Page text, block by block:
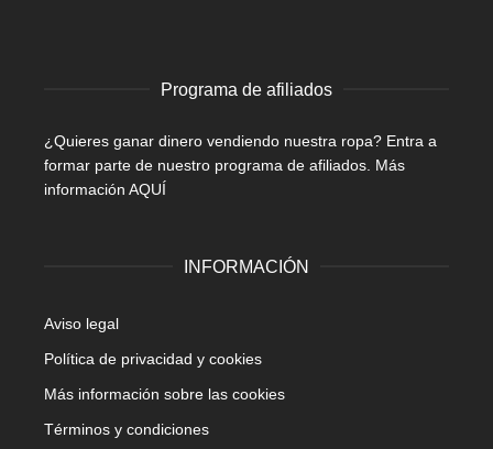
Programa de afiliados
¿Quieres ganar dinero vendiendo nuestra ropa? Entra a
formar parte de nuestro programa de afiliados. Más
información AQUÍ
INFORMACIÓN
Aviso legal
Política de privacidad y cookies
Más información sobre las cookies
Términos y condiciones